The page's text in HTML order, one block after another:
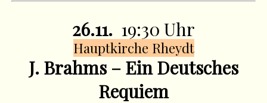
26.11. 19:30 Uhr
Hauptkirche Rheydt
J. Brahms – Ein Deutsches
Requiem